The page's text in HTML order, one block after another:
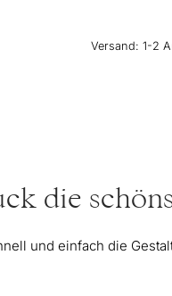
modern
Versand:1-2
die
und einfach die